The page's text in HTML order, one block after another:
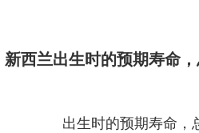
新西兰出生时的预期寿命
出生时的预期寿命，